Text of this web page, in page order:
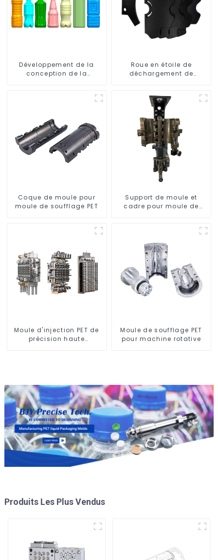
Développement de la
conception de la
Roue en étoile de
déchargement de
Coque de moule pour
moule de soufflage PET
Support de moule et
cadre pour moule de
Moule d'injection PET de
précision haute
Moule de soufflage PET
pour machine rotative
Produits Les Plus Vendus